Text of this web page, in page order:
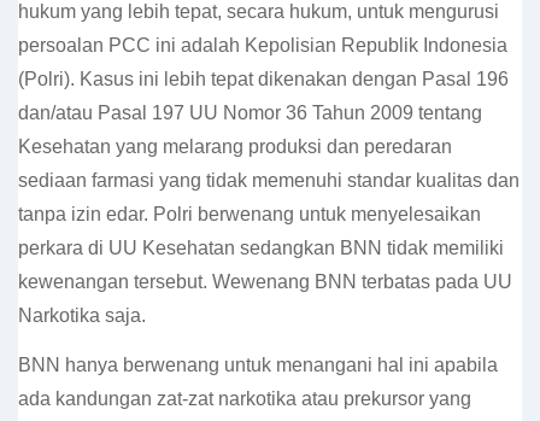
hukum yang lebih tepat, secara hukum, untuk mengurusi
persoalan PCC ini adalah Kepolisian Republik Indonesia
(Polri). Kasus ini lebih tepat dikenakan dengan Pasal 196
dan/atau Pasal 197 UU Nomor 36 Tahun 2009 tentang
Kesehatan yang melarang produksi dan peredaran
sediaan farmasi yang tidak memenuhi standar kualitas dan
tanpa izin edar. Polri berwenang untuk menyelesaikan
perkara di UU Kesehatan sedangkan BNN tidak memiliki
kewenangan tersebut. Wewenang BNN terbatas pada UU
Narkotika saja.
BNN hanya berwenang untuk menangani hal ini apabila
ada kandungan zat-zat narkotika atau prekursor yang